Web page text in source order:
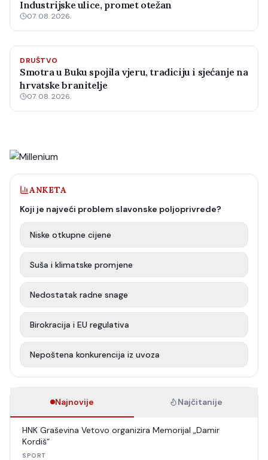
Industrijske ulice, promet otežan
07. 08. 2026.
DRUŠTVO
Smotra u Buku spojila vjeru, tradiciju i sjećanje na
hrvatske branitelje
07. 08. 2026.
ANKETA
Koji je najveći problem slavonske poljoprivrede?
Niske otkupne cijene
Suša i klimatske promjene
Nedostatak radne snage
Birokracija i EU regulativa
Nepoštena konkurencija iz uvoza
Najnovije Najčitanije
HNK Graševina Vetovo organizira Memorijal „Damir
Kordiš“
SPORT